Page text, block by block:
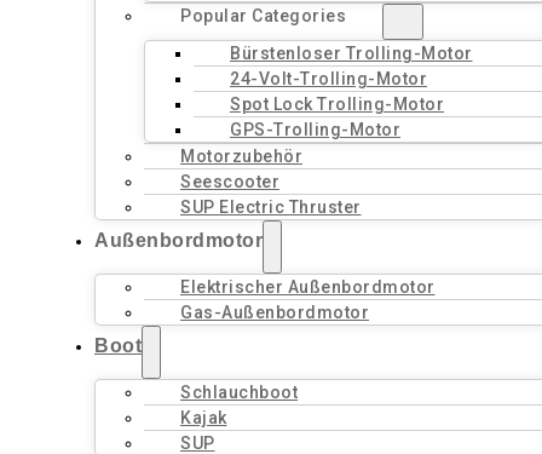
Popular Categories
Bürstenloser Trolling-Motor
24-Volt-Trolling-Motor
Spot Lock Trolling-Motor
GPS-Trolling-Motor
Motorzubehör
Seescooter
SUP Electric Thruster
Außenbordmotor
Elektrischer Außenbordmotor
Gas-Außenbordmotor
Boot
Schlauchboot
Kajak
SUP